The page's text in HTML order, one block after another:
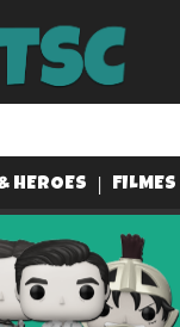
HEROES FILMES